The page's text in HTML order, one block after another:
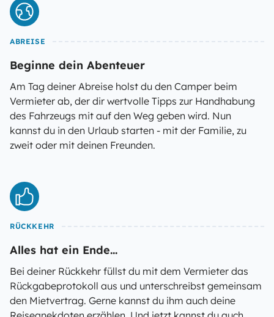
ABREISE
Beginne dein Abenteuer
Am Tag deiner Abreise holst du den Camper beim
Vermieter ab, der dir wertvolle Tipps zur Handhabung
des Fahrzeugs mit auf den Weg geben wird. Nun
kannst du in den Urlaub starten - mit der Familie, zu
zweit oder mit deinen Freunden.
RÜCKKEHR
Alles hat ein Ende...
Bei deiner Rückkehr füllst du mit dem Vermieter das
Rückgabeprotokoll aus und unterschreibst gemeinsam
den Mietvertrag. Gerne kannst du ihm auch deine